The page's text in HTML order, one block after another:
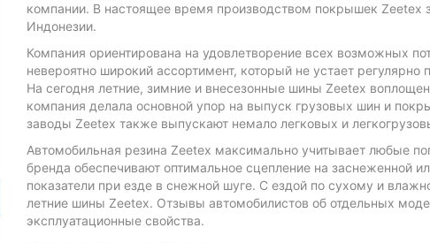
компании. В настоящее время производством покрышек Zeetex
Индонезии.
Компания ориентирована на удовлетворение всех возможных
невероятно широкий ассортимент, который не устает
На сегодня летние, зимние и внесезонные шины Zeetex
компания делала основной упор на выпуск грузовых шин и
заводы Zeetex также выпускают немало легковых и
Автомобильная резина Zeetex максимально учитывает любые
бренда обеспечивают оптимальное сцепление на заснеженной
показатели при езде в снежной шуге. С ездой по сухому и
летние шины Zeetex. Отзывы автомобилистов об отдельных
эксплуатационные свойства.